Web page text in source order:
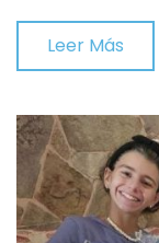
Leer Más